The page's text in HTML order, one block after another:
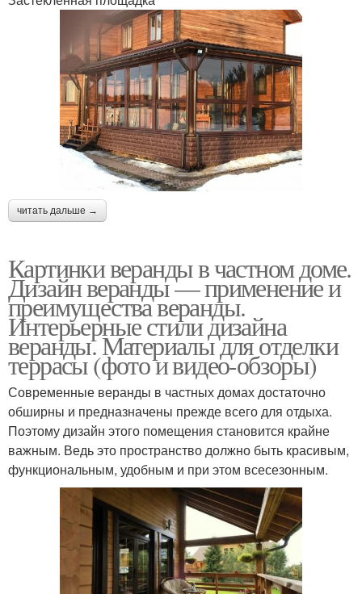
читать дальше →
Картинки веранды в частном доме.
Дизайн веранды — применение и
преимущества веранды.
Интерьерные стили дизайна
веранды. Материалы для отделки
террасы (фото и видео-обзоры)
Современные веранды в частных домах достаточно
обширны и предназначены прежде всего для отдыха.
Поэтому дизайн этого помещения становится крайне
важным. Ведь это пространство должно быть красивым,
функциональным, удобным и при этом всесезонным.